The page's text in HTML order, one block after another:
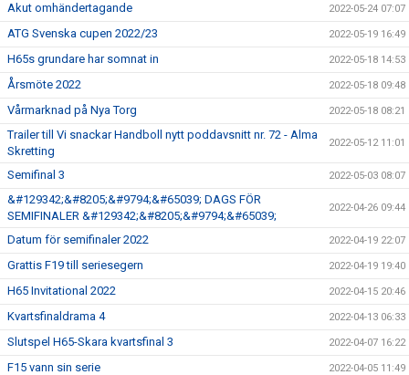
Akut omhändertagande 2022-05-24 07:07
ATG Svenska cupen 2022/23 2022-05-19 16:49
H65s grundare har somnat in 2022-05-18 14:53
Årsmöte 2022 2022-05-18 09:48
Vårmarknad på Nya Torg 2022-05-18 08:21
Trailer till Vi snackar Handboll nytt poddavsnitt nr. 72 - Alma
Skretting
2022-05-12 11:01
Semifinal 3 2022-05-03 08:07
&#129342;&#8205;&#9794;&#65039; DAGS FÖR
SEMIFINALER &#129342;&#8205;&#9794;&#65039;
2022-04-26 09:44
Datum för semifinaler 2022 2022-04-19 22:07
Grattis F19 till seriesegern 2022-04-19 19:40
H65 Invitational 2022 2022-04-15 20:46
Kvartsfinaldrama 4 2022-04-13 06:33
Slutspel H65-Skara kvartsfinal 3 2022-04-07 16:22
F15 vann sin serie 2022-04-05 11:49